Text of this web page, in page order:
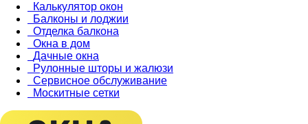
Калькулятор окон
Балконы и лоджии
Отделка балкона
Окна в дом
Дачные окна
Рулонные шторы и жалюзи
Сервисное обслуживание
Москитные сетки